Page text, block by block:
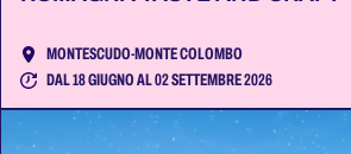
MONTESCUDO-MONTE COLOMBO
DAL 18 GIUGNO AL 02 SETTEMBRE 2026